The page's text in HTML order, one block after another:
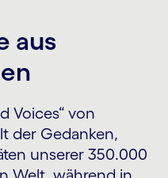
aus
Voices“ von
der Gedanken,
unserer 350.000